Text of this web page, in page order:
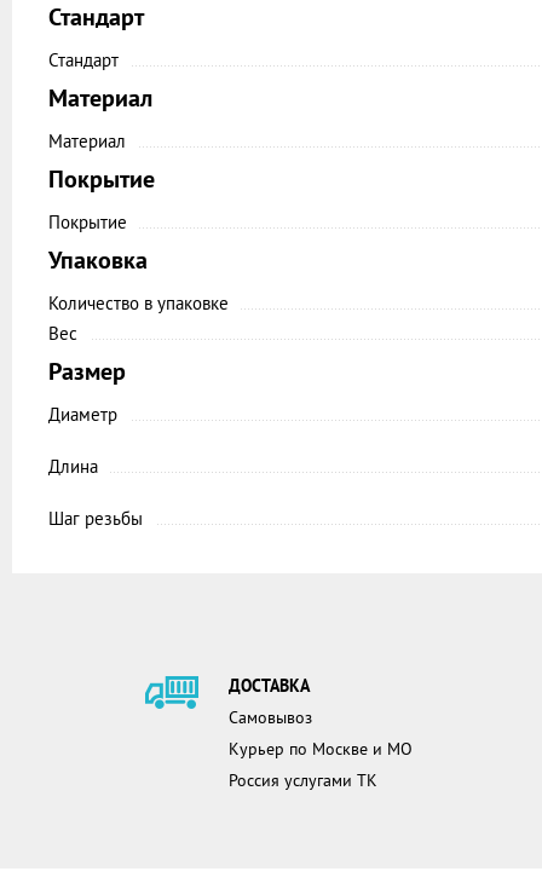
Стандарт
Стандарт
Материал
Материал
Покрытие
Покрытие
Упаковка
Количество в упаковке
Вес
Размер
Диаметр
Длина
Шаг резьбы
ДОСТАВКА
Самовывоз
Курьер по Москве и МО
Россия услугами ТК